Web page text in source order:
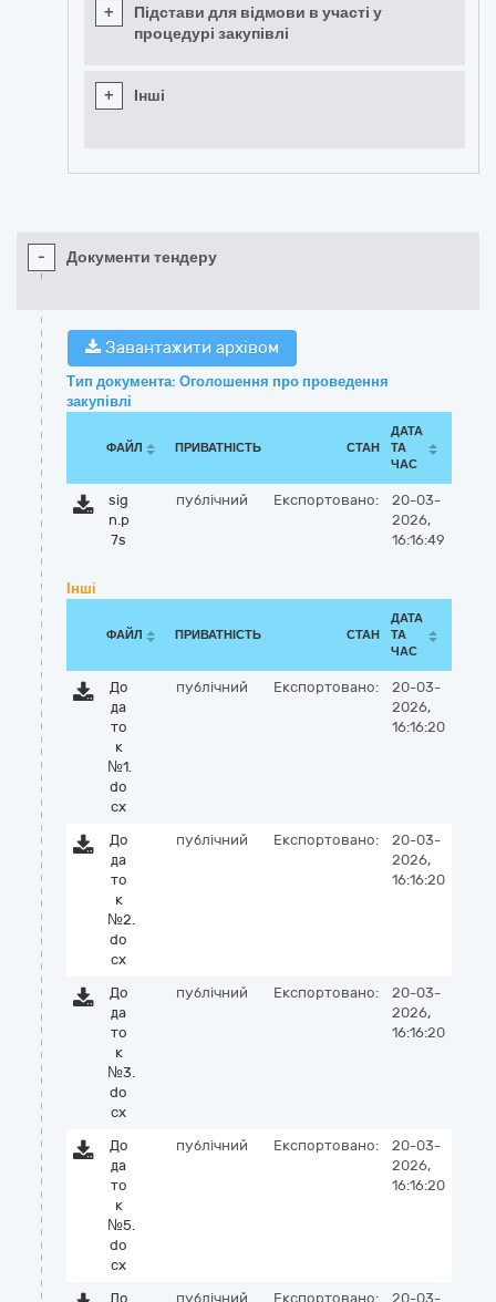
+
Підстави для відмови в участі у
процедурі закупівлі
+ Інші
- Документи тендеру
Завантажити архівом
Тип документа: Оголошення про проведення
закупівлі
ФАЙЛ ПРИВАТНІСТЬ СТАН
ДАТА
ТА
ЧАС
sig
n.p
7s
публічний Експортовано:
20-03-
2026,
16:16:49
Інші
ФАЙЛ ПРИВАТНІСТЬ СТАН
ДАТА
ТА
ЧАС
До
да
то
к
№1.
do
cx
публічний Експортовано:
20-03-
2026,
16:16:20
До
да
то
к
№2.
do
cx
публічний Експортовано:
20-03-
2026,
16:16:20
До
да
то
к
№3.
do
cx
публічний Експортовано:
20-03-
2026,
16:16:20
До
да
то
к
№5.
do
cx
публічний Експортовано:
20-03-
2026,
16:16:20
До публічний Експортовано: 20-03-